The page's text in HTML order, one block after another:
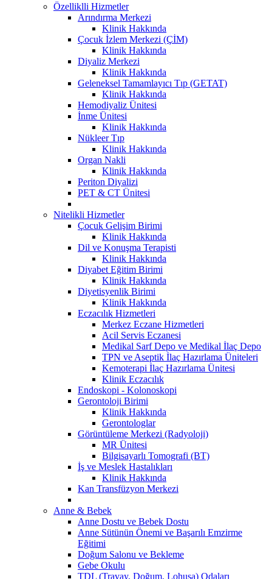
Özelliklli Hizmetler
Arındırma Merkezi
Klinik Hakkında
Çocuk İzlem Merkezi (ÇİM)
Klinik Hakkında
Diyaliz Merkezi
Klinik Hakkında
Geleneksel Tamamlayıcı Tıp (GETAT)
Klinik Hakkında
Hemodiyaliz Ünitesi
İnme Ünitesi
Klinik Hakkında
Nükleer Tıp
Klinik Hakkında
Organ Nakli
Klinik Hakkında
Periton Diyalizi
PET & CT Ünitesi
Nitelikli Hizmetler
Çocuk Gelişim Birimi
Klinik Hakkında
Dil ve Konuşma Terapisti
Klinik Hakkında
Diyabet Eğitim Birimi
Klinik Hakkında
Diyetisyenlik Birimi
Klinik Hakkında
Eczacılık Hizmetleri
Merkez Eczane Hizmetleri
Acil Servis Eczanesi
Medikal Sarf Depo ve Medikal İlaç Depo
TPN ve Aseptik İlaç Hazırlama Üniteleri
Kemoterapi İlaç Hazırlama Ünitesi
Klinik Eczacılık
Endoskopi - Kolonoskopi
Gerontoloji Birimi
Klinik Hakkında
Gerontologlar
Görüntüleme Merkezi (Radyoloji)
MR Ünitesi
Bilgisayarlı Tomografi (BT)
İş ve Meslek Hastalıkları
Klinik Hakkında
Kan Transfüzyon Merkezi
Anne & Bebek
Anne Dostu ve Bebek Dostu
Anne Sütünün Önemi ve Başarılı Emzirme
Eğitimi
Doğum Salonu ve Bekleme
Gebe Okulu
TDL (Travay, Doğum, Lohusa) Odaları